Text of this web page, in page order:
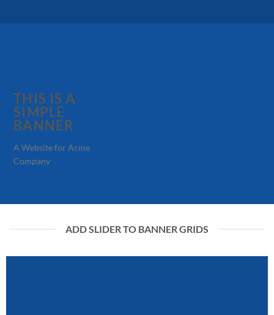
THIS IS A
SIMPLE
BANNER
A Website for Acme
Company
ADD SLIDER TO BANNER GRIDS